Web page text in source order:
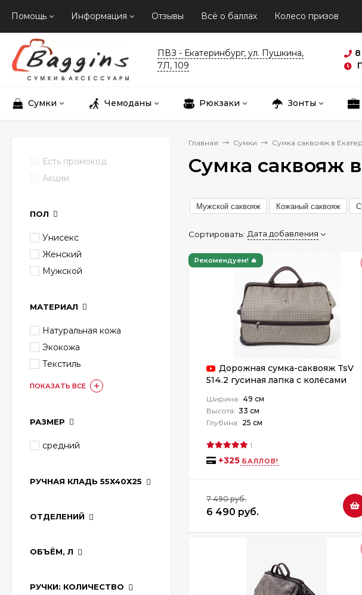
Помощь Информация Отзывы Всё о баллах Колесо призов
ПВЗ - Екатеринбург, ул. Пушкина,
7Л, 109
Сумки Чемоданы Рюкзаки Зонты
Главная Сумки Сумка саквояж в
Сумка саквояж
Мужской саквояж Кожаный саквояж
Сортировать: Дата добавления
Рекомендуем! 🔥
Дорожная сумка-саквояж TsV
514.2 гусиная лапка с колёсами
Ширина: 49 см
Высота: 33 см
Глубина: 25 см
1
+325 БАЛЛОВ!
7 490 руб.
6 490 руб.
Есть промокод
Акции
ПОЛ
Унисекс
Женский
Мужской
МАТЕРИАЛ
Натуральная кожа
Экокожа
Текстиль
ПОКАЗАТЬ ВСЕ
РАЗМЕР
средний
РУЧНАЯ КЛАДЬ 55Х40Х25
ОТДЕЛЕНИЙ
ОБЪЁМ, Л
РУЧКИ: КОЛИЧЕСТВО